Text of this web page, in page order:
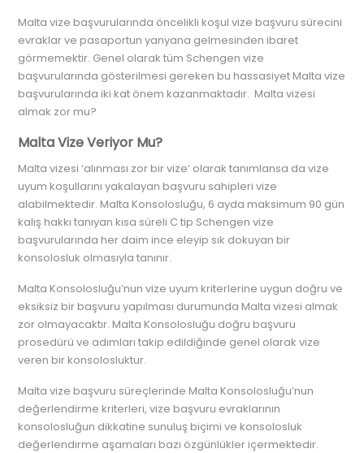
Malta vize başvurularında öncelikli koşul vize başvuru sürecini
evraklar ve pasaportun yanyana gelmesinden ibaret
görmemektir. Genel olarak tüm Schengen vize
başvurularında gösterilmesi gereken bu hassasiyet Malta vize
başvurularında iki kat önem kazanmaktadır. Malta vizesi
almak zor mu?
Malta Vize Veriyor Mu?
Malta vizesi ‘alınması zor bir vize’ olarak tanımlansa da vize
uyum koşullarını yakalayan başvuru sahipleri vize
alabilmektedir. Malta Konsolosluğu, 6 ayda maksimum 90 gün
kalış hakkı tanıyan kısa süreli C tip Schengen vize
başvurularında her daim ince eleyip sık dokuyan bir
konsolosluk olmasıyla tanınır.
Malta Konsolosluğu’nun vize uyum kriterlerine uygun doğru ve
eksiksiz bir başvuru yapılması durumunda Malta vizesi almak
zor olmayacaktır. Malta Konsolosluğu doğru başvuru
prosedürü ve adımları takip edildiğinde genel olarak vize
veren bir konsolosluktur.
Malta vize başvuru süreçlerinde Malta Konsolosluğu’nun
değerlendirme kriterleri, vize başvuru evraklarının
konsolosluğun dikkatine sunuluş biçimi ve konsolosluk
değerlendirme aşamaları bazı özgünlükler içermektedir.